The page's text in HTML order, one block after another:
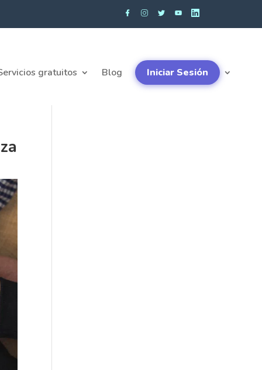
gratuitos Blog Iniciar Sesión